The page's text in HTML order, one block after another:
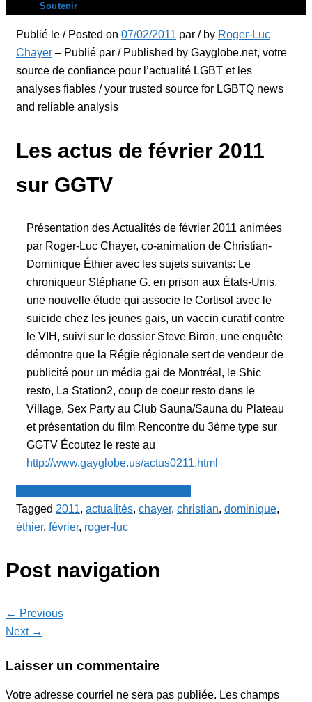
Soutenir
Publié le / Posted on 07/02/2011 par / by Roger-Luc
Chayer – Publié par / Published by Gayglobe.net, votre
source de confiance pour l’actualité LGBT et les
analyses fiables / your trusted source for LGBTQ news
and reliable analysis
Les actus de février 2011
sur GGTV
Présentation des Actualités de février 2011 animées
par Roger-Luc Chayer, co-animation de Christian-
Dominique Éthier avec les sujets suivants: Le
chroniqueur Stéphane G. en prison aux États-Unis,
une nouvelle étude qui associe le Cortisol avec le
suicide chez les jeunes gais, un vaccin curatif contre
le VIH, suivi sur le dossier Steve Biron, une enquête
démontre que la Régie régionale sert de vendeur de
publicité pour un média gai de Montréal, le Shic
resto, La Station2, coup de coeur resto dans le
Village, Sex Party au Club Sauna/Sauna du Plateau
et présentation du film Rencontre du 3ème type sur
GGTV Écoutez le reste au
http://www.gayglobe.us/actus0211.html
Tagged 2011, actualités, chayer, christian, dominique,
éthier, février, roger-luc
Post navigation
← Previous
Next →
Laisser un commentaire
Votre adresse courriel ne sera pas publiée. Les champs